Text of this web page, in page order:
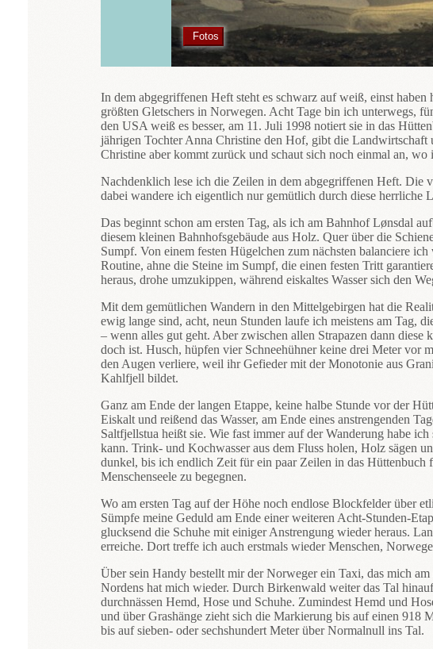
Fotos
In dem abgegriffenen Heft steht es schwarz auf weiß, einst
größten Gletschers in Norwegen. Acht Tage bin ich unterwegs,
den USA weiß es besser, am 11. Juli 1998 notiert sie in das
jährigen Tochter Anna Christine den Hof, gibt die
Christine aber kommt zurück und schaut sich noch einmal an,
Nachdenklich lese ich die Zeilen in dem abgegriffenen Heft. Die
dabei wandere ich eigentlich nur gemütlich durch diese
Das beginnt schon am ersten Tag, als ich am Bahnhof Lønsdal
diesem kleinen Bahnhofsgebäude aus Holz. Quer über die
Sumpf. Von einem festen Hügelchen zum nächsten balanciere
Routine, ahne die Steine im Sumpf, die einen festen Tritt
heraus, drohe umzukippen, während eiskaltes Wasser sich den
Mit dem gemütlichen Wandern in den Mittelgebirgen hat die
ewig lange sind, acht, neun Stunden laufe ich meistens am Tag,
– wenn alles gut geht. Aber zwischen allen Strapazen dann
doch ist. Husch, hüpfen vier Schneehühner keine drei Meter vor
den Augen verliere, weil ihr Gefieder mit der Monotonie aus
Kahlfjell bildet.
Ganz am Ende der langen Etappe, keine halbe Stunde vor der
Eiskalt und reißend das Wasser, am Ende eines anstrengenden
Saltfjellstua heißt sie. Wie fast immer auf der Wanderung habe
kann. Trink- und Kochwasser aus dem Fluss holen, Holz sägen
dunkel, bis ich endlich Zeit für ein paar Zeilen in das
Menschenseele zu begegnen.
Wo am ersten Tag auf der Höhe noch endlose Blockfelder über
Sümpfe meine Geduld am Ende einer weiteren Acht-Stunden-
glucksend die Schuhe mit einiger Anstrengung wieder heraus.
erreiche. Dort treffe ich auch erstmals wieder Menschen,
Über sein Handy bestellt mir der Norweger ein Taxi, das mich
Nordens hat mich wieder. Durch Birkenwald weiter das Tal
durchnässen Hemd, Hose und Schuhe. Zumindest Hemd und
und über Grashänge zieht sich die Markierung bis auf einen 918
bis auf sieben- oder sechshundert Meter über Normalnull ins Tal.